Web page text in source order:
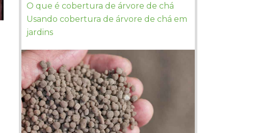
O que é cobertura de árvore de chá
Usando cobertura de árvore de chá em
jardins